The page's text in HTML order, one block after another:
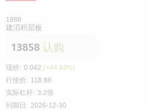
1888
建滔积层板
13858 认购
现价: 0.042 (+44.83%)
行使价: 118.88
实际杠杆: 3.2倍
到期日: 2026-12-30